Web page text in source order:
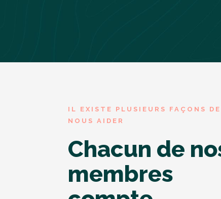
IL EXISTE PLUSIEURS FAÇONS DE
NOUS AIDER
Chacun de
membres